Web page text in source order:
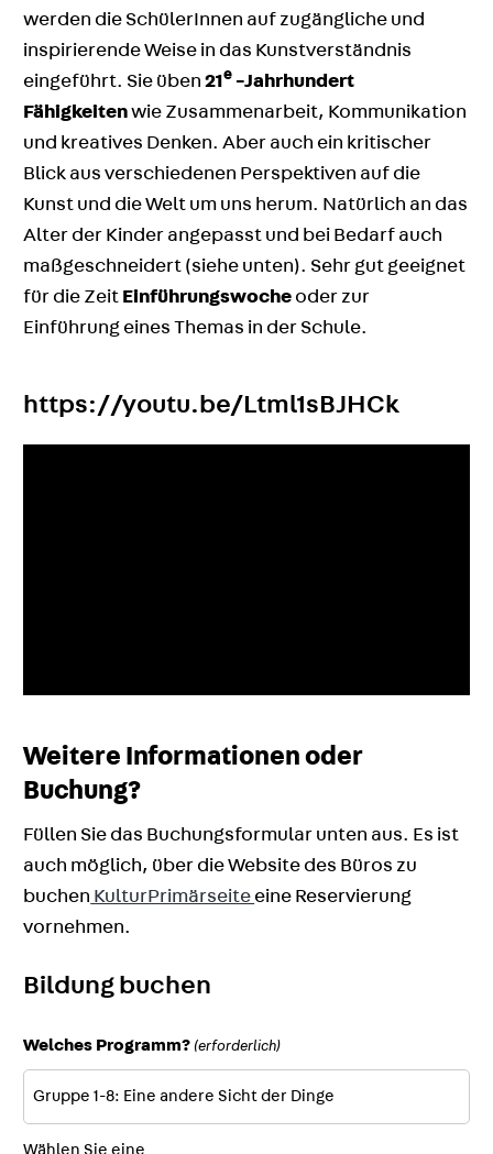
werden die SchülerInnen auf zugängliche und
inspirierende Weise in das Kunstverständnis
eingeführt. Sie üben21e -Jahrhundert
Fähigkeitenwie Zusammenarbeit, Kommunikation
und kreatives Denken. Aber auch ein kritischer
Blick aus verschiedenen Perspektiven auf die
Kunst und die Welt um uns herum. Natürlich an das
Alter der Kinder angepasst und bei Bedarf auch
maßgeschneidert (siehe unten). Sehr gut geeignet
für die Zeit Einführungswoche oder zur
Einführung eines Themas in der Schule.
https://youtu.be/Ltml1sBJHCk
Weitere Informationen oder
Buchung?
Füllen Sie das Buchungsformular unten aus. Es ist
auch möglich, über die Website des Büros zu
buchen KulturPrimärseite eine Reservierung
vornehmen.
Bildung buchen
Welches Programm? (erforderlich)
Wählen Sie eine